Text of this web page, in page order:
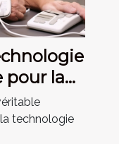
pour la
technologie